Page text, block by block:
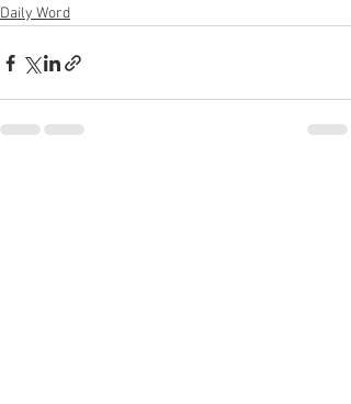
Daily Word